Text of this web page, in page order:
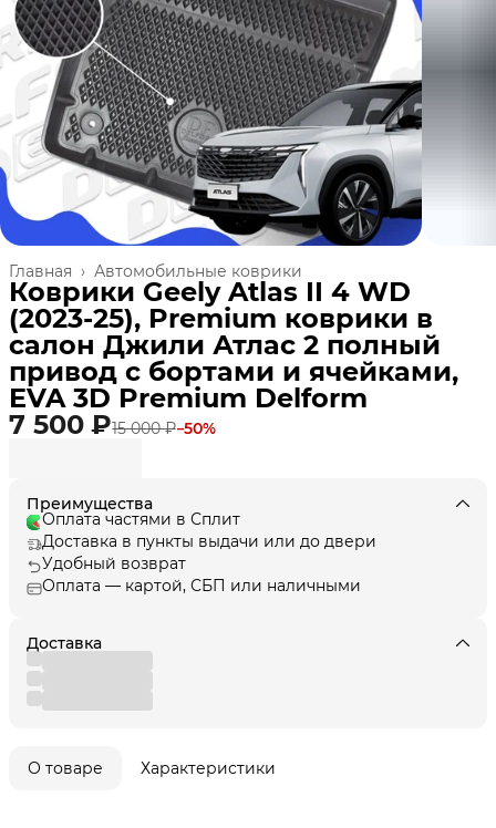
Автомобильные коврики
Главная ›
Коврики Geely Atlas II 4 WD
(2023-25), Premium коврики в
салон Джили Атлас 2 полный
привод с бортами и ячейками,
EVA 3D Premium Delform
7 500 ₽15 000 ₽−50%
Преимущества
Оплата частями в Сплит
Доставка в пункты выдачи или до двери
Удобный возврат
Оплата — картой, СБП или наличными
Доставка
О товаре Характеристики